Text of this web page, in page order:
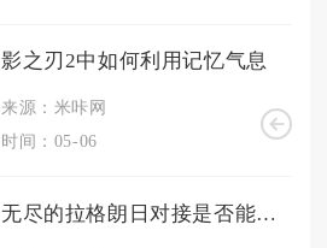
影之刃2中如何利用记忆气息
来源：米咔网
时间：05-06
无尽的拉格朗日对接是否能够解除